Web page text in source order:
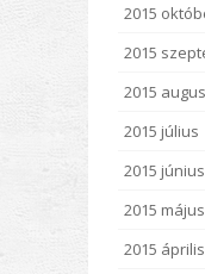
2015
2015
2015
2015 július
2015 június
2015 május
2015 április